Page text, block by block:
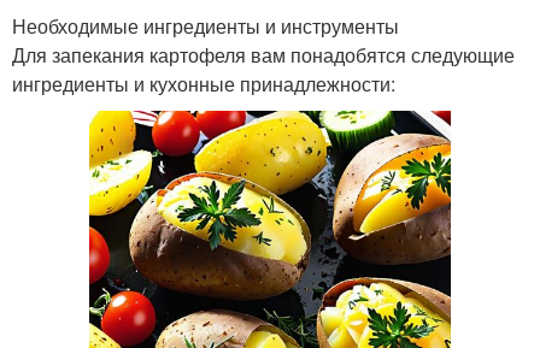
Необходимые ингредиенты и инструменты
Для запекания картофеля вам понадобятся следующие
ингредиенты и кухонные принадлежности: